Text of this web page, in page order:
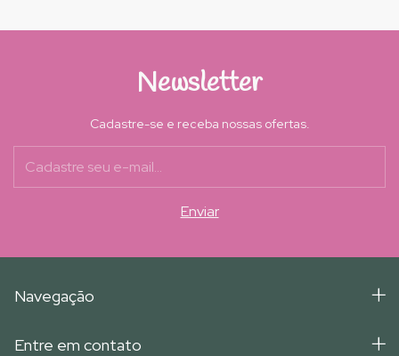
Newsletter
Cadastre-se e receba nossas ofertas.
Navegação
Entre em contato